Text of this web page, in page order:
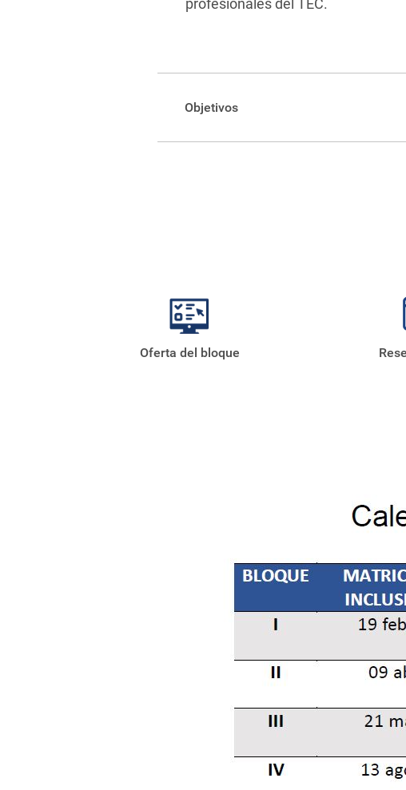
profesionales del TEC.
Objetivos
que despierten el espíritu crítico de
Oferta del bloque